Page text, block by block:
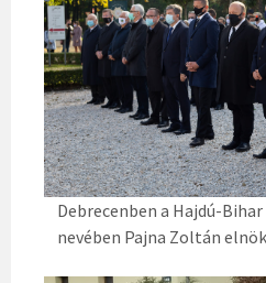
Debrecenben a Hajdú-
nevében Pajna Zoltán